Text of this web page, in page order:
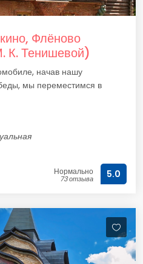
Флёново
К. Тенишевой)
начав нашу
мы переместимся в
Нормально
73 отзыва 5.0